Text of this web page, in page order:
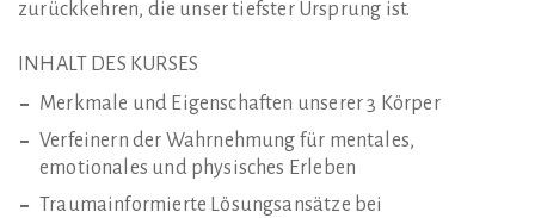
zurückkehren, die unser tiefster Ursprung ist.
INHALT DES KURSES
Merkmale und Eigenschaften unserer 3 Körper
Verfeinern der Wahrnehmung für mentales,
emotionales und physisches Erleben
Traumainformierte Lösungsansätze bei